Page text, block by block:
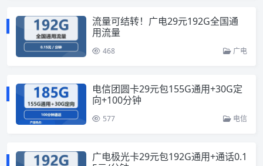
流量可结转！广电29元192G全国通
用流量
468 广电
电信团圆卡29元包155G通用+30G定
向+100分钟
577 电信
广电极光卡29元包192G通用+通话0.1